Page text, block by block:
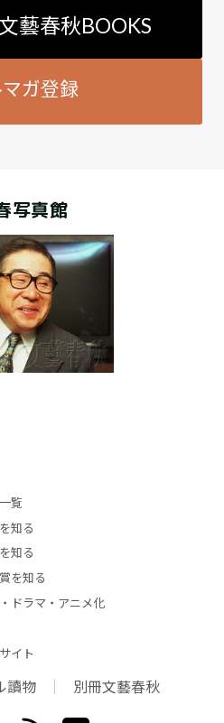
藝春秋BOOKS
マガ登録
写真館
覧
知る
知る
を知る
ドラマ・アニメ化
イト
讀物 別冊文藝春秋